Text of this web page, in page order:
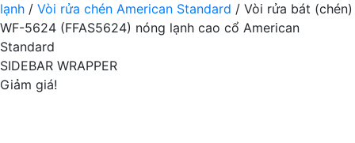
lạnh / Vòi rửa chén American Standard / Vòi rửa bát (chén)
WF-5624 (FFAS5624) nóng lạnh cao cổ American
Standard
SIDEBAR WRAPPER
Giảm giá!